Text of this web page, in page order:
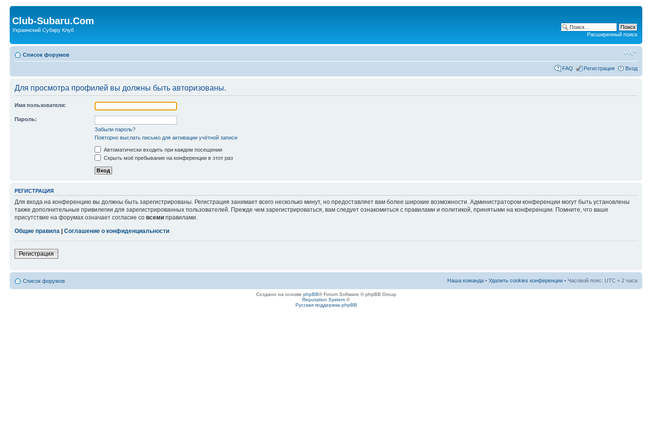
Club-Subaru.Com
Украинский Субару Клуб
Расширенный поиск
Список форумов
FAQ Регистрация Вход
Для просмотра профилей вы должны быть авторизованы.
Имя пользователя:
Пароль:
Забыли пароль?
Повторно выслать письмо для активации учётной записи
Автоматически входить при каждом посещении
Скрыть моё пребывание на конференции в этот раз
РЕГИСТРАЦИЯ
Для входа на конференцию вы должны быть зарегистрированы. Регистрация занимает всего несколько минут, но предоставляет вам более широкие возможности. Администратором конференции могут быть установлены
также дополнительные привилегии для зарегистрированных пользователей. Прежде чем зарегистрироваться, вам следует ознакомиться с правилами и политикой, принятыми на конференции. Помните, что ваше
присутствие на форумах означает согласие со всеми правилами.
Общие правила
Соглашение о конфиденциальности
Регистрация
Список форумов Наша команда • Удалить cookies конференции • Часовой пояс: UTC + 2 часа
Создано на основе phpBB® Forum Software © phpBB Group
Reputation System ©
Русская поддержка phpBB